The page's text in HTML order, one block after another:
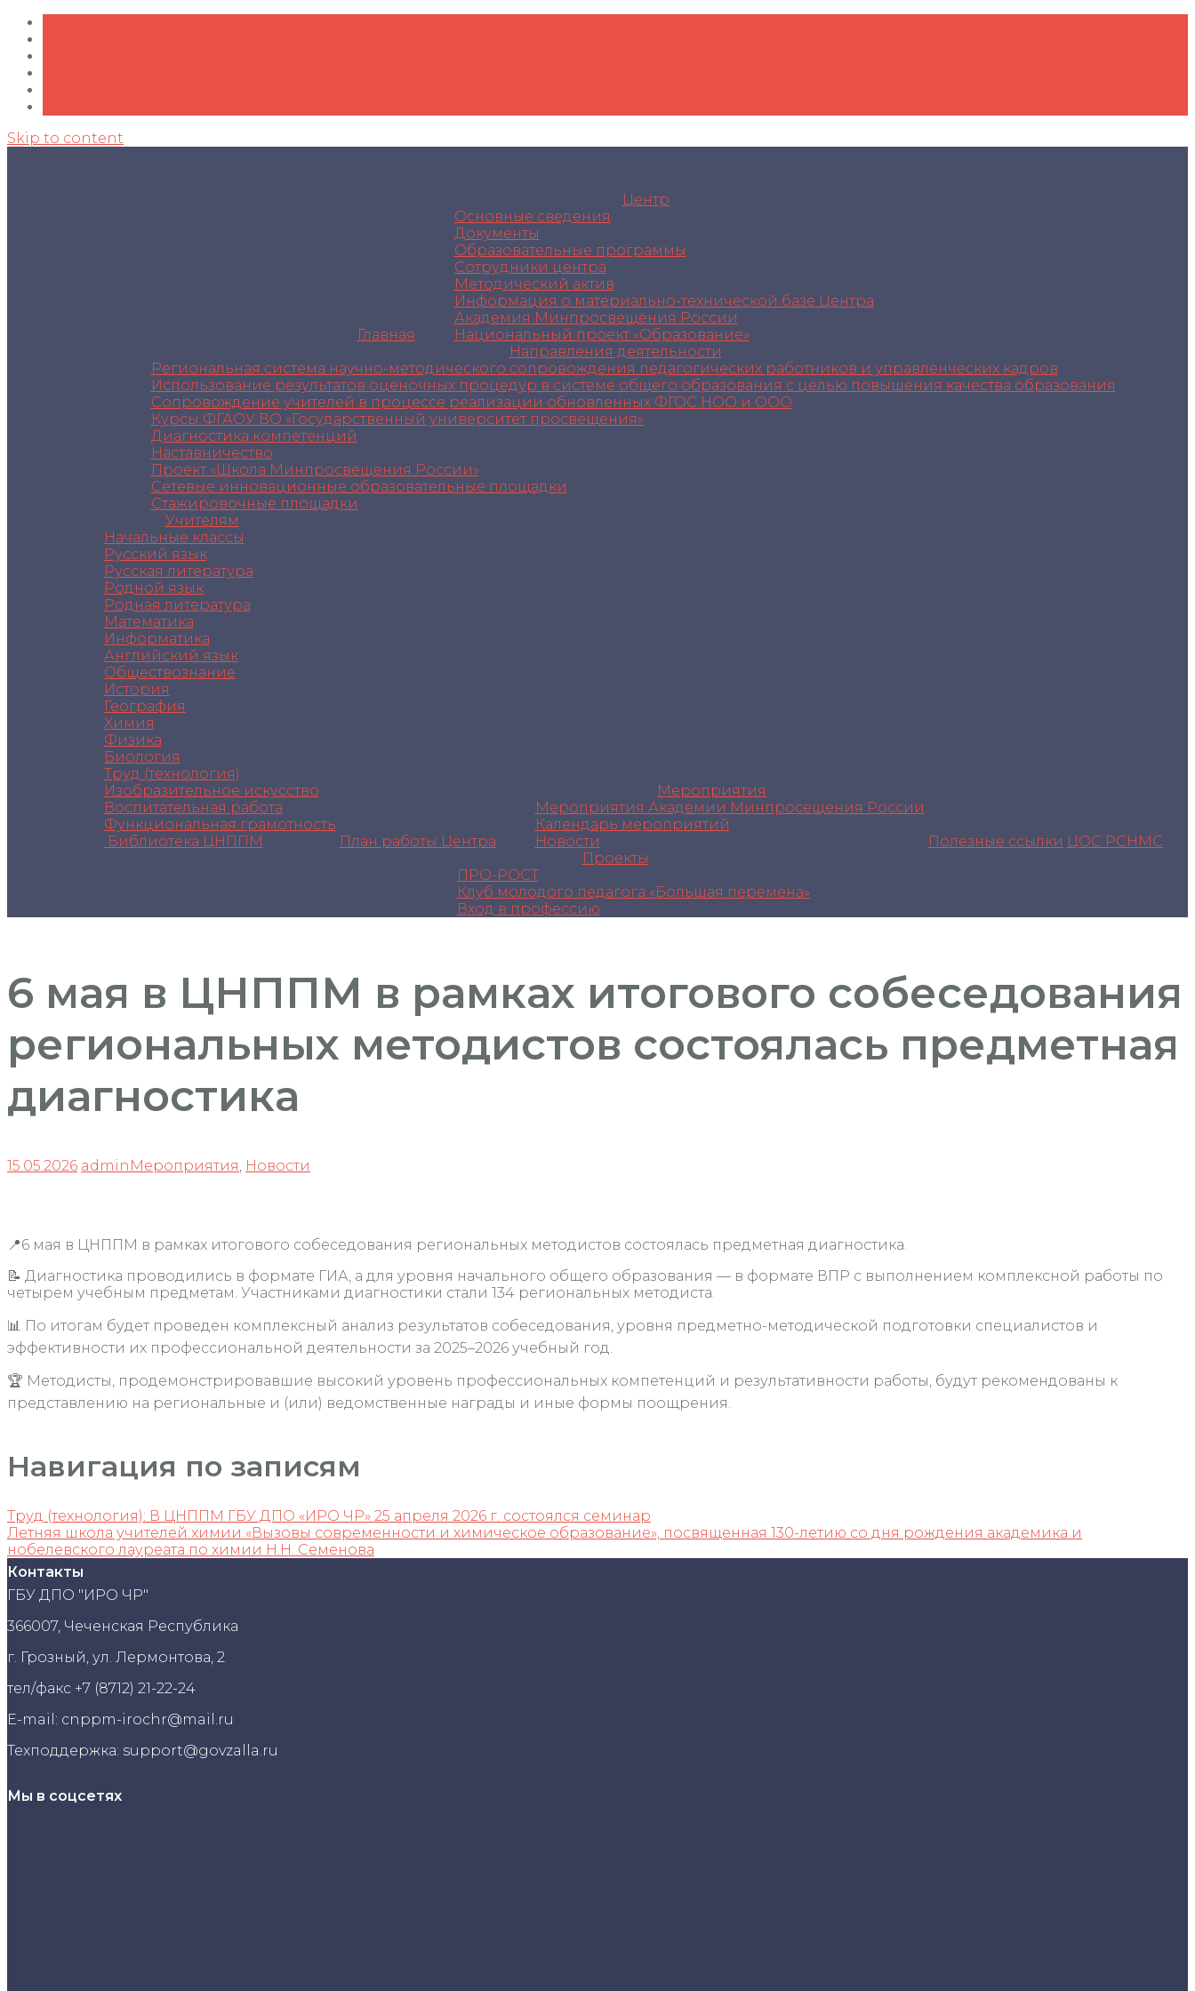
Skip to content
Главная
Центр
Основные сведения
Документы
Образовательные программы
Сотрудники центра
Методический актив
Информация о материально-технической базе Центра
Академия Минпросвещения России
Национальный проект «Образование»
Направления деятельности
Региональная система научно-методического сопровождения педагогических работников и управленческих кадров
Использование результатов оценочных процедур в системе общего образования с целью повышения качества образования
Сопровождение учителей в процессе реализации обновленных ФГОС НОО и ООО
Курсы ФГАОУ ВО «Государственный университет просвещения»
Диагностика компетенций
Наставничество
Проект «Школа Минпросвещения России»
Сетевые инновационные образовательные площадки
Стажировочные площадки
Учителям
Начальные классы
Русский язык
Русская литература
Родной язык
Родная литература
Математика
Информатика
Английский язык
Обществознание
История
География
Химия
Физика
Биология
Труд (технология)
Изобразительное искусство
Воспитательная работа
Функциональная грамотность
Библиотека ЦНППМ
План работы Центра
Мероприятия
Мероприятия Академии Минпросещения России
Календарь мероприятий
Новости
Полезные ссылки ЦОС РСНМС
Проекты
ПРО-РОСТ
Клуб молодого педагога «Большая перемена»
Вход в профессию
6 мая в ЦНППМ в рамках итогового собеседования
региональных методистов состоялась предметная
диагностика
15.05.2026 admin Мероприятия Новости
📍6 мая в ЦНППМ в рамках итогового собеседования региональных методистов состоялась предметная диагностика.
📝 Диагностика проводились в формате ГИА, а для уровня начального общего образования — в формате ВПР с выполнением комплексной работы по
четырем учебным предметам. Участниками диагностики стали 134 региональных методиста.
📊 По итогам будет проведен комплексный анализ результатов собеседования, уровня предметно-методической подготовки специалистов и
эффективности их профессиональной деятельности за 2025–2026 учебный год.
🏆 Методисты, продемонстрировавшие высокий уровень профессиональных компетенций и результативности работы, будут рекомендованы к
представлению на региональные и (или) ведомственные награды и иные формы поощрения.
Навигация по записям
Труд (технология): В ЦНППМ ГБУ ДПО «ИРО ЧР» 25 апреля 2026 г. состоялся семинар
Летняя школа учителей химии «Вызовы современности и химическое образование», посвященная 130-летию со дня рождения академика и
нобелевского лауреата по химии Н.Н. Семенова
Контакты
ГБУ ДПО "ИРО ЧР"
366007, Чеченская Республика
г. Грозный, ул. Лермонтова, 2
тел/факс +7 (8712) 21-22-24
E-mail: cnppm-irochr@mail.ru
Техподдержка: support@govzalla.ru
Мы в соцсетях